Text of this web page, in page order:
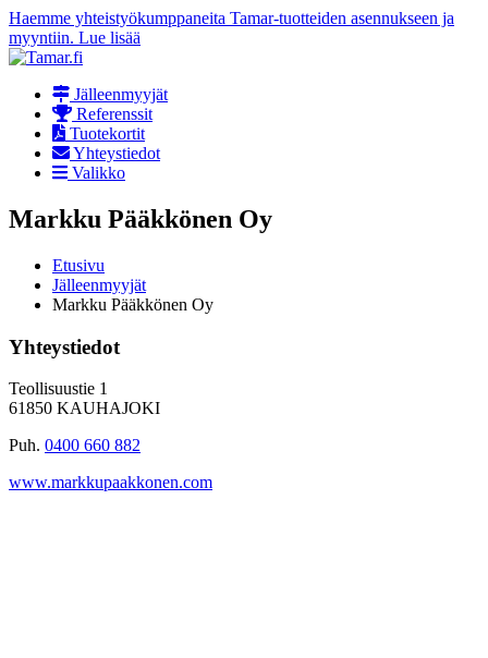
Haemme yhteistyökumppaneita Tamar-tuotteiden asennukseen ja
myyntiin. Lue lisää
Jälleenmyyjät
Referenssit
Tuotekortit
Yhteystiedot
Valikko
Markku Pääkkönen Oy
Etusivu
Jälleenmyyjät
Markku Pääkkönen Oy
Yhteystiedot
Teollisuustie 1
61850 KAUHAJOKI
Puh. 0400 660 882
www.markkupaakkonen.com